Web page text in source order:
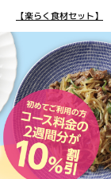
【楽らく食材セット】